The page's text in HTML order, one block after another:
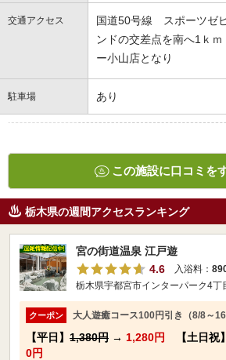
交通アクセス
国道50号線 スポーツゼ
ンドの交差点を南へ1ｋ
ー小山店となり
駐車場 あり
この施設に口コミを
栃木県の週間アクセスランキング
宮の街道温泉 江戸遊
4.6
入浴料：
栃木県宇都宮市インターパーク4丁
クーポン 大人遊癒コース100円引き（8/8～16
【平日】 1,380円 → 1,280円 【土日祝】
0円